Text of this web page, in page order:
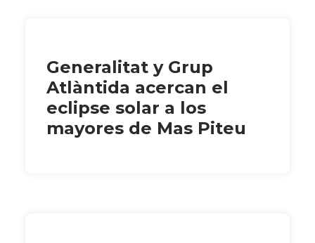
Generalitat y Grup
Atlàntida acercan el
eclipse solar a los
mayores de Mas Piteu